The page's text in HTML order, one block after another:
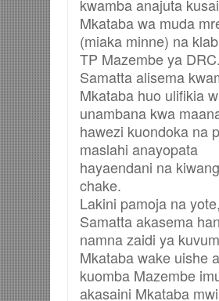
kwamba anajuta
Mkataba wa muda
(miaka minne) na
TP Mazembe ya DRC.
Samatta alisema
Mkataba huo ulifikia
unambana kwa
hawezi kuondoka na
maslahi anayopata
hayaendani na
chake.
Lakini pamoja na yote,
Samatta akasema
namna zaidi ya
Mkataba wake uishe
kuomba Mazembe
akasaini Mkataba